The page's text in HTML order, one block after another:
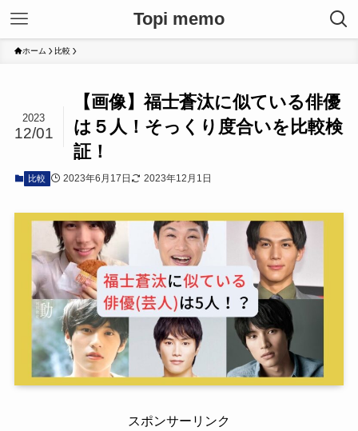
Topi memo
ホーム 比較
【画像】福士蒼汰に似ている俳優
は５人！そっくり度合いを比較検
証！
2023
12/01
比較 2023年6月17日 2023年12月1日
スポンサーリンク